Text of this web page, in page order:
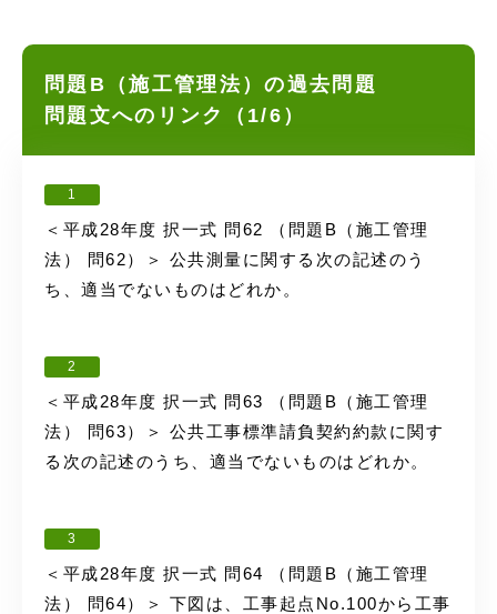
問題B（施工管理法）の過去問題
問題文へのリンク（1/6）
1
＜平成28年度 択一式 問62 （問題B（施工管理
法） 問62）＞ 公共測量に関する次の記述のう
ち、適当でないものはどれか。
2
＜平成28年度 択一式 問63 （問題B（施工管理
法） 問63）＞ 公共工事標準請負契約約款に関す
る次の記述のうち、適当でないものはどれか。
3
＜平成28年度 択一式 問64 （問題B（施工管理
法） 問64）＞ 下図は、工事起点No.100から工事